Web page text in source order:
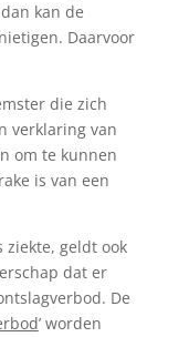
kan de
Daarvoor
die zich
verklaring van
om te kunnen
is van een
geldt ook
dat er
De
’ worden